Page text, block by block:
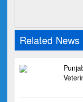
Related News